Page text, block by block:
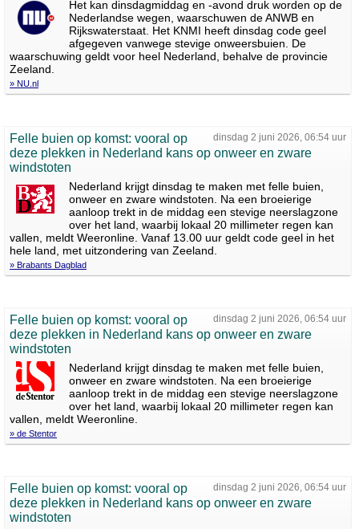
Het kan dinsdagmiddag en -avond druk worden op de
Nederlandse wegen, waarschuwen de ANWB en
Rijkswaterstaat. Het KNMI heeft dinsdag code geel
afgegeven vanwege stevige onweersbuien. De
waarschuwing geldt voor heel Nederland, behalve de provincie
Zeeland.
» NU.nl
dinsdag 2 juni 2026, 06:54 uur
Felle buien op komst: vooral op
deze plekken in Nederland kans op onweer en zware
windstoten
Nederland krijgt dinsdag te maken met felle buien,
onweer en zware windstoten. Na een broeierige
aanloop trekt in de middag een stevige neerslagzone
over het land, waarbij lokaal 20 millimeter regen kan
vallen, meldt Weeronline. Vanaf 13.00 uur geldt code geel in het
hele land, met uitzondering van Zeeland.
» Brabants Dagblad
dinsdag 2 juni 2026, 06:54 uur
Felle buien op komst: vooral op
deze plekken in Nederland kans op onweer en zware
windstoten
Nederland krijgt dinsdag te maken met felle buien,
onweer en zware windstoten. Na een broeierige
aanloop trekt in de middag een stevige neerslagzone
over het land, waarbij lokaal 20 millimeter regen kan
vallen, meldt Weeronline.
» de Stentor
dinsdag 2 juni 2026, 06:54 uur
Felle buien op komst: vooral op
deze plekken in Nederland kans op onweer en zware
windstoten